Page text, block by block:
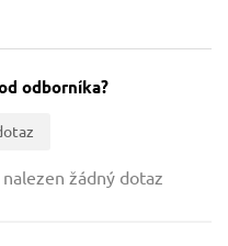
odborníka?
žádný dotaz